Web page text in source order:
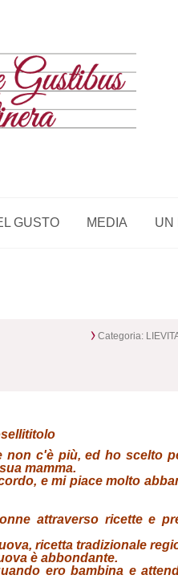
GUSTO MEDIA UN
Categoria:
c'è più, ed ho scelto
mamma.
e mi piace molto
attraverso ricette e
ricetta tradizionale
è abbondante.
ero bambina e